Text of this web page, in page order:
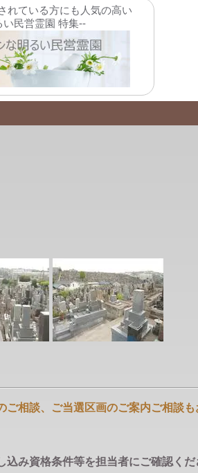
れている方にも人気の高い
い民営霊園 特集--
相談、ご当選区画のご案内ご相談も
み資格条件等を担当者にご確認くだ